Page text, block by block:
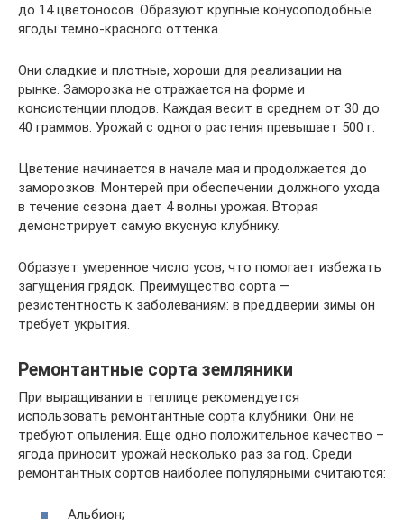
до 14 цветоносов. Образуют крупные конусоподобные
ягоды темно-красного оттенка.
Они сладкие и плотные, хороши для реализации на
рынке. Заморозка не отражается на форме и
консистенции плодов. Каждая весит в среднем от 30 до
40 граммов. Урожай с одного растения превышает 500 г.
Цветение начинается в начале мая и продолжается до
заморозков. Монтерей при обеспечении должного ухода
в течение сезона дает 4 волны урожая. Вторая
демонстрирует самую вкусную клубнику.
Образует умеренное число усов, что помогает избежать
загущения грядок. Преимущество сорта —
резистентность к заболеваниям: в преддверии зимы он
требует укрытия.
Ремонтантные сорта земляники
При выращивании в теплице рекомендуется
использовать ремонтантные сорта клубники. Они не
требуют опыления. Еще одно положительное качество –
ягода приносит урожай несколько раз за год. Среди
ремонтантных сортов наиболее популярными считаются:
Альбион;